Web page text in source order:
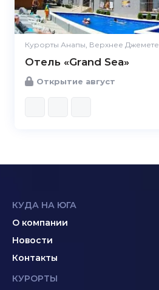
Курорты Анапы, Верхнее Джемете
Отель «Grand Sea»
Открытие август
КУДА НА ЮГА
О компании
Новости
Контакты
КУРОРТЫ